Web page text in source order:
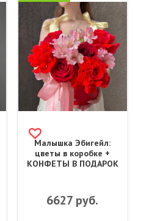
Малышка Эбигейл:
цветы в коробке +
КОНФЕТЫ В ПОДАРОК
6627 руб.